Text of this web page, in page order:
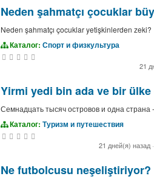
Neden şahmatçı çocuklar
Neden şahmatçı çocuklar yetişkinlerden zeki?
Каталог: Спорт и физкультура
21
Yirmi yedi bin ada ve bir ülke
Семнадцать тысяч островов и одна страна
Каталог: Туризм и путешествия
21 дней(я) назад ·
Ne futbolcusu neşeliştiriyor?